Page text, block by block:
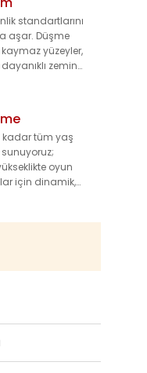
azaltır
sağlar.
standartlarını
aşar. Düşme
yüzeyler,
zemin
park
tüm yaş
oyun
için dinamik,
korsan,
bir alan